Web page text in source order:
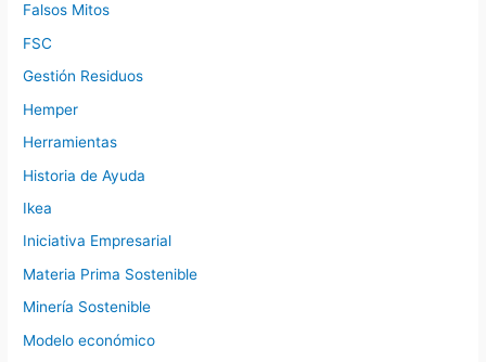
Falsos Mitos
FSC
Gestión Residuos
Hemper
Herramientas
Historia de Ayuda
Ikea
Iniciativa Empresarial
Materia Prima Sostenible
Minería Sostenible
Modelo económico